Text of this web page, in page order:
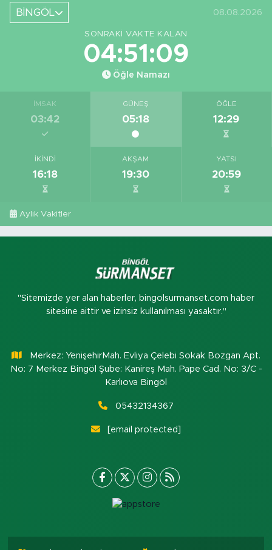
BİNGÖL
08.08.2026
SONRAKI VAKTE KALAN
04:51:08
Öğle Namazı
İMSAK
03:42
GÜNEŞ
05:18
ÖĞLE
12:29
İKINDI
16:18
AKŞAM
19:30
YATSI
20:59
Aylık Vakitler
"Sitemizde yer alan haberler, bingolsurmanset.com haber
sitesine aittir ve izinsiz kullanılması yasaktır."
Merkez: YenişehirMah. Evliya Çelebi Sokak Bozgan Apt.
No: 7 Merkez Bingöl Şube: Kanireş Mah. Pape Cad. No: 3/C -
Karlıova Bingöl
05432134367
[email protected]